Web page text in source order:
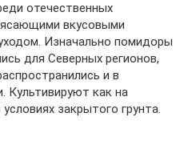
отечественных
вкусовыми
Изначально помидоры
для Северных регионов,
и в
Культивируют как на
закрытого грунта.